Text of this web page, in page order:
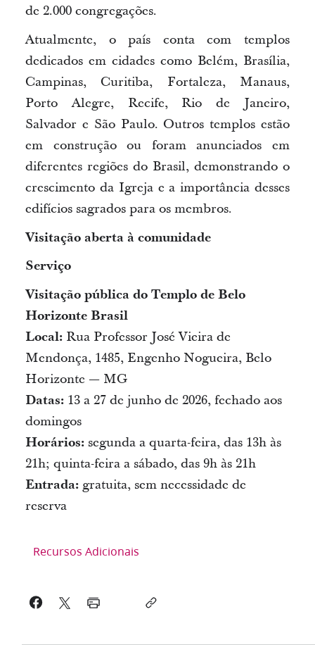
de 2.000 congregações.
Atualmente, o país conta com templos
dedicados em cidades como Belém, Brasília,
Campinas, Curitiba, Fortaleza, Manaus,
Porto Alegre, Recife, Rio de Janeiro,
Salvador e São Paulo. Outros templos estão
em construção ou foram anunciados em
diferentes regiões do Brasil, demonstrando o
crescimento da Igreja e a importância desses
edifícios sagrados para os membros.
Visitação aberta à comunidade
Serviço
Visitação pública do Templo de Belo
Horizonte Brasil
Local:Rua Professor José Vieira de
Mendonça, 1485, Engenho Nogueira, Belo
Horizonte — MG
Datas:13 a 27 de junho de 2026, fechado aos
domingos
Horários:segunda a quarta-feira, das 13h às
21h; quinta-feira a sábado, das 9h às 21h
Entrada:gratuita, sem necessidade de
reserva
Recursos Adicionais